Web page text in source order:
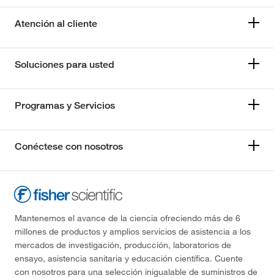
Atención al cliente
Soluciones para usted
Programas y Servicios
Conéctese con nosotros
Mantenemos el avance de la ciencia ofreciendo más de 6
millones de productos y amplios servicios de asistencia a los
mercados de investigación, producción, laboratorios de
ensayo, asistencia sanitaria y educación científica. Cuente
con nosotros para una selección inigualable de suministros de